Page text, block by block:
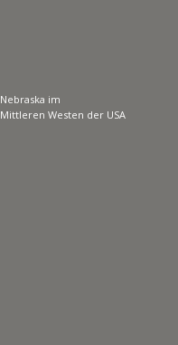
Nebraska im
Mittleren Westen der USA